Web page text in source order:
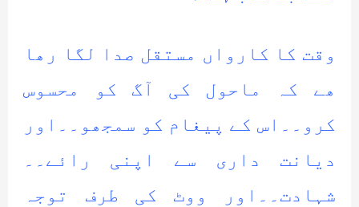
وقت کا کارواں مستقل صدا لگا رھا
ھے کہ ماحول کی آگ کو محسوس
کرو۔۔اس کے پیغام کو سمجھو۔۔اور
دیانت داری سے اپنی رائے۔۔
شہادت۔۔اور ووٹ کی طرف توجہ